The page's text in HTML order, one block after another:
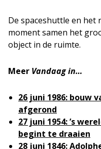
De spaceshuttle en
moment samen het
object in de ruimte.
Meer Vandaag in…
26 juni 1986: bouw
afgerond
27 juni 1954: ’s
begint te draaien
28 juni 1846: